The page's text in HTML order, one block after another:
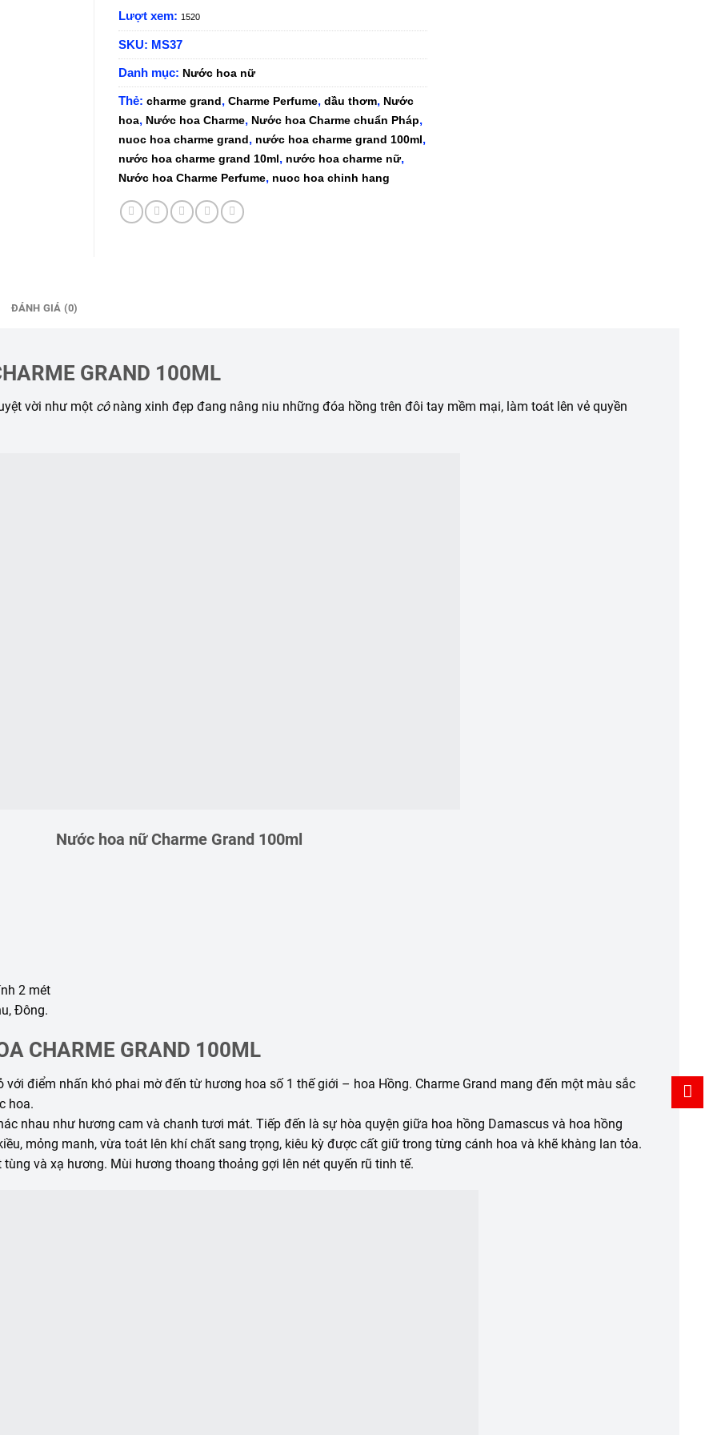
Lượt xem: 1520
SKU: MS37
Danh mục: Nước hoa nữ
Thẻ:charme grand,Charme Perfume,dầu thơm, Nước
hoa, Nước hoa Charme, Nước hoa Charme chuẩn Pháp,
nuoc hoa charme grand, nước hoa charme grand 100ml,
nước hoa charme grand 10ml, nước hoa charme nữ,
Nước hoa Charme Perfume, nuoc hoa chinh hang
ĐÁNH GIÁ (0)
GRAND 100ML
vời như một cô nàng xinh đẹp đang nâng niu những đóa hồng trên đôi tay mềm mại, làm toát lên vẻ quyền
Nước hoa nữ Charme Grand 100ml
2 mét
Đông.
CHARME GRAND 100ML
điểm nhấn khó phai mờ đến từ hương hoa số 1 thế giới – hoa Hồng. Charme Grand mang đến một màu sắc
hoa.
nhau như hương cam và chanh tươi mát. Tiếp đến là sự hòa quyện giữa hoa hồng Damascus và hoa hồng
mỏng manh, vừa toát lên khí chất sang trọng, kiêu kỳ được cất giữ trong từng cánh hoa và khẽ khàng lan tỏa.
và xạ hương. Mùi hương thoang thoảng gợi lên nét quyến rũ tinh tế.